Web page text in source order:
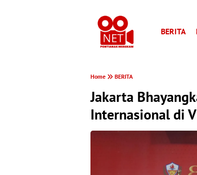
BERITA
Home BERITA
Jakarta
Internasional di